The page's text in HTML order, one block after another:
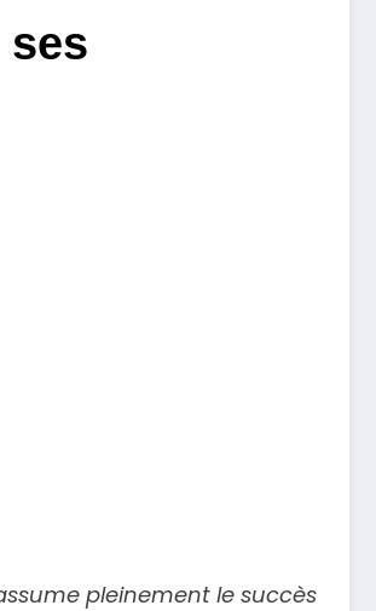
pleinement le succès